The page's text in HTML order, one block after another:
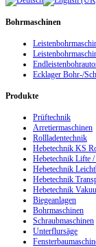
Bohrmaschinen
Ecklager Bohr-/
Produkte
Prüftechnik
Arretiermaschinen
Rollladentechnik
Hebetechnik KS
Hebetechnik Lifte /
Hebetechnik
Hebetechnik
Hebetechnik
Biegeanlagen
Bohrmaschinen
Schraubmaschinen
Unterflursäge